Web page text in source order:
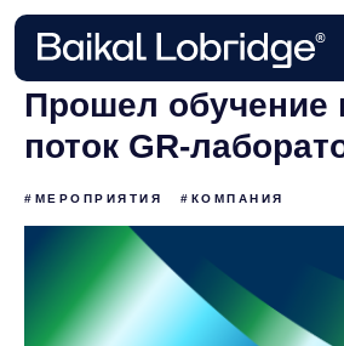
Прошел обучение
поток GR-
#МЕРОПРИЯТИЯ #КОМПАНИЯ